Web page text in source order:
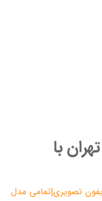
با
تصویری|تمامی مدل